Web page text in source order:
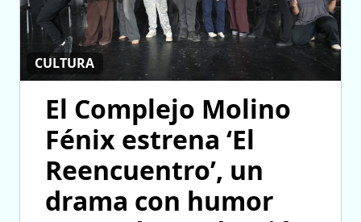
CULTURA
El Complejo Molino
Fénix estrena ‘El
Reencuentro’, un
drama con humor